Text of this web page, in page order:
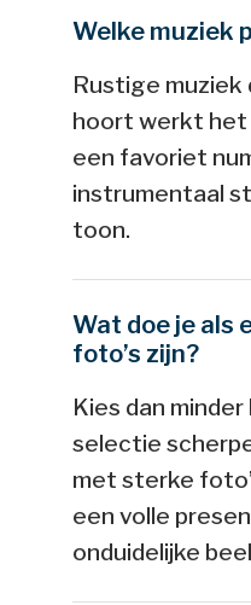
Welke muziek
Rustige muziek
hoort werkt
een favoriet
instrumentaal
toon.
Wat doe je als
foto’s zijn?
Kies dan
selectie
met sterke
een volle
onduidelijke